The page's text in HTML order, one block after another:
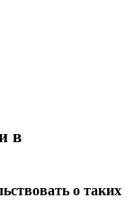
в
о таких